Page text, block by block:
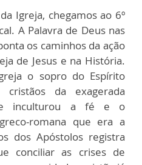
Igreja, chegamos ao 6º
A Palavra de Deus nas
os caminhos da ação
de Jesus e na História.
o sopro do Espírito
da exagerada
e inculturou a fé e o
romana que era a
dos Apóstolos registra
conciliar as crises de